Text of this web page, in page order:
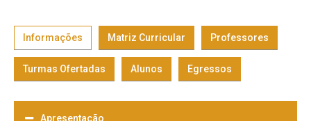
Informações Matriz Curricular Professores
Turmas Ofertadas Alunos Egressos
Apresentação